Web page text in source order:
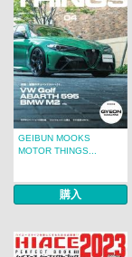
GEIBUN MOOKS
MOTOR THINGS...
購入